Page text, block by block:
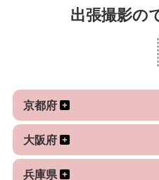
2023年、地元明石に
2024年、明石にハウスス
2025年、神戸のブライダ
の前撮りサービス
実績
アンバサダーを務める兵
事業を展開しており、他
また行政、企業様とのお
撮影等も多数実施してお
ご家族やご友人、恋人や
や、ウェディング、お子
入学、ご卒業、成人式、
出張撮影の
京都府
大阪府
兵庫県